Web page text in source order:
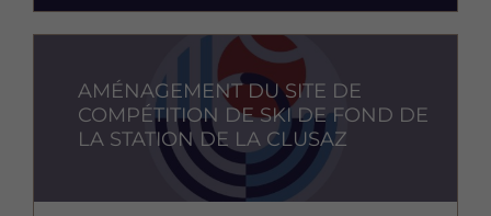
AMÉNAGEMENT DU SITE DE
COMPÉTITION DE SKI DE FOND DE
LA STATION DE LA CLUSAZ